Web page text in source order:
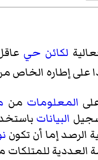
لكائن حي
على إطاره الخاص
المعلومات من
البيانات
إما أن تكون
العددية للمتلكات